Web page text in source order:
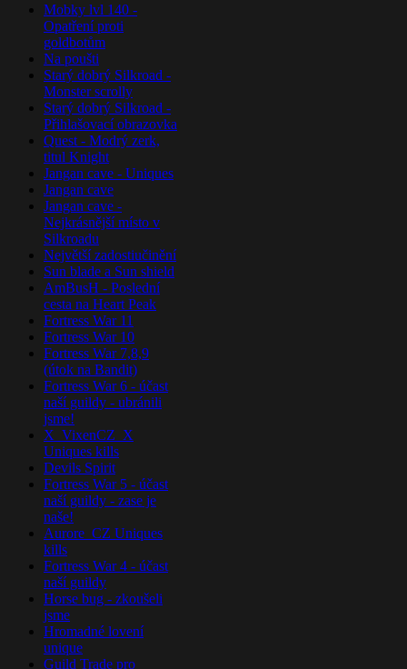
Mobky lvl 140 -
Opatření proti
goldbotům
Na poušti
Starý dobrý Silkroad -
Monster scrolly
Starý dobrý Silkroad -
Přihlašovací obrazovka
Quest - Modrý zerk,
titul Knight
Jangan cave - Uniques
Jangan cave
Jangan cave -
Nejkrásnější místo v
Silkroadu
Největší zadostiučinění
Sun blade a Sun shield
AmBusH - Poslední
cesta na Heart Peak
Fortress War 11
Fortress War 10
Fortress War 7,8,9
(útok na Bandit)
Fortress War 6 - účast
naší guildy - ubránili
jsme!
X_VixenCZ_X
Uniques kills
Devils Spirit
Fortress War 5 - účast
naší guildy - zase je
naše!
Aurore_CZ Uniques
kills
Fortress War 4 - účast
naší guildy
Horse bug - zkoušeli
jsme
Hromadné lovení
unique
Guild Trade pro